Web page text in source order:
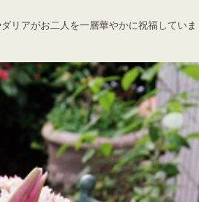
リアがお二人を一層華やかに祝福していま